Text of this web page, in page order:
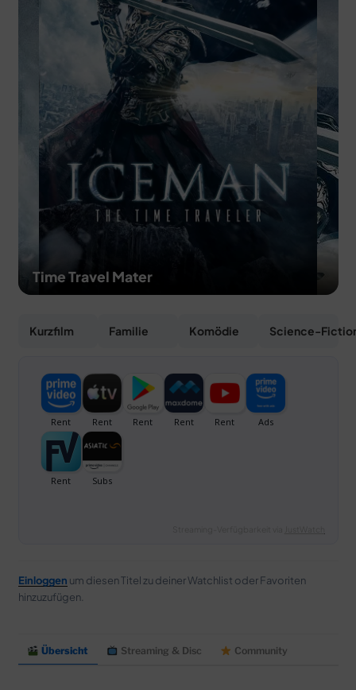
50
Time Travel Mater
Kurzfilm Familie Komödie Science-
Einloggen um diesen Titel zu deiner Watchlist oder Favoriten
hinzuzufügen.
Übersicht Streaming & Disc Community